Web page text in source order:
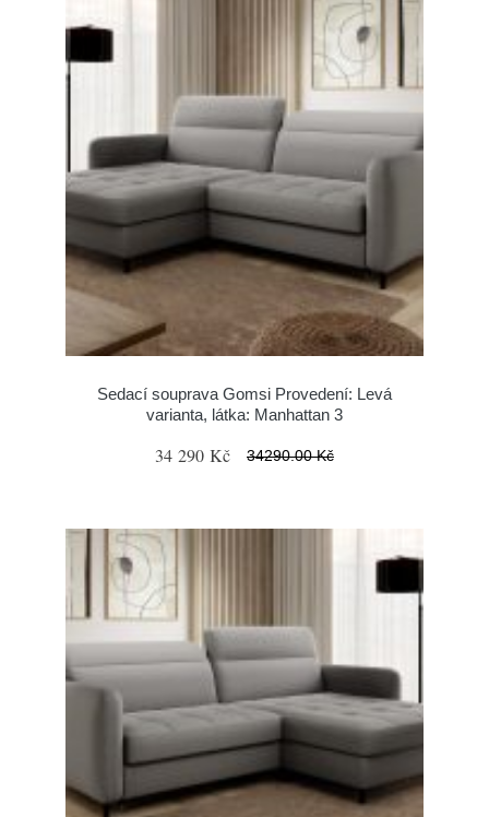
Sedací souprava Gomsi Provedení: Levá
varianta, látka: Manhattan 3
34 290 Kč 34290.00 Kč